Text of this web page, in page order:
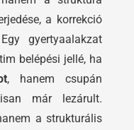
a korrekció
gyertyaalakzat
belépési jellé, ha
, hanem csupán
már lezárult.
a strukturális